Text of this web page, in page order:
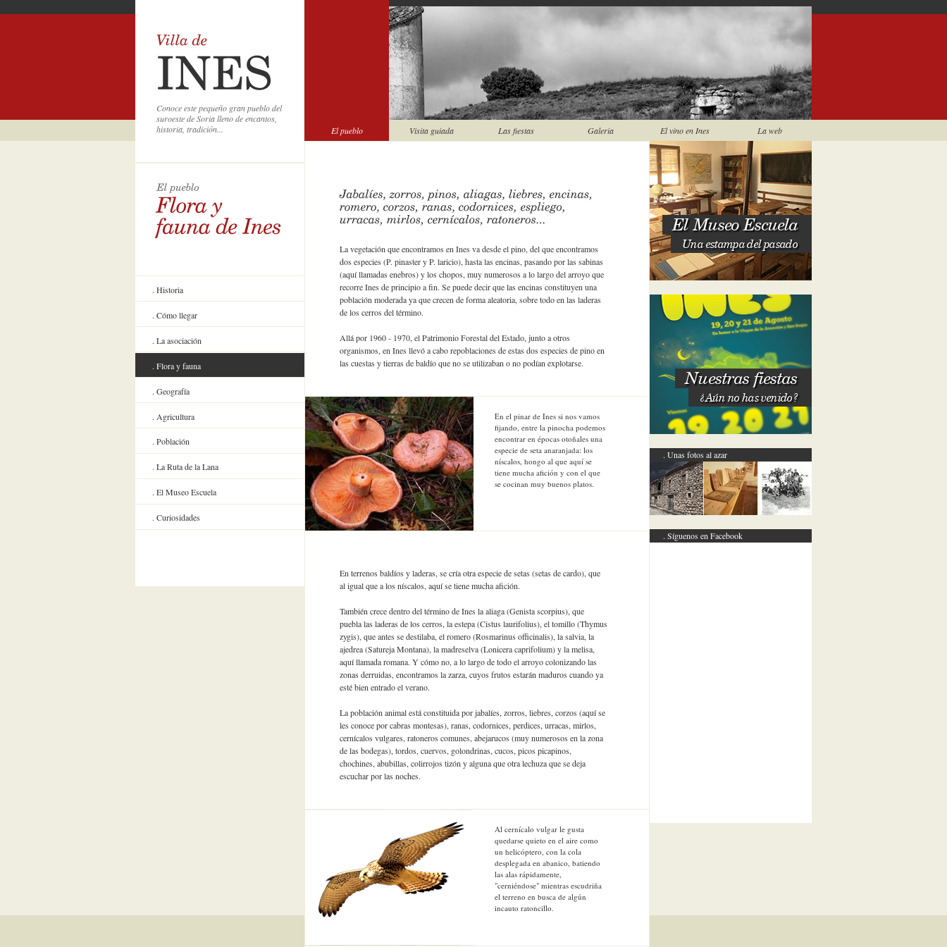
Conoce este pequeño gran pueblo del
suroeste de Soria lleno de encantos,
historia, tradición...
El pueblo Visita guiada Las fiestas Galeria El vino en Ines La web
Historia
Cómo llegar
La asociación
Flora y fauna
Geografía
Agricultura
Población
La Ruta de la Lana
El Museo Escuela
Curiosidades
La vegetación que encontramos en Ines va desde el pino, del que encontramos
dos especies (P. pinaster y P. laricio), hasta las encinas, pasando por las sabinas
(aquí llamadas enebros) y los chopos, muy numerosos a lo largo del arroyo que
recorre Ines de principio a fin. Se puede decir que las encinas constituyen una
población moderada ya que crecen de forma aleatoria, sobre todo en las laderas
de los cerros del término.
Allá por 1960 - 1970, el Patrimonio Forestal del Estado, junto a otros
organismos, en Ines llevó a cabo repoblaciones de estas dos especies de pino en
las cuestas y tierras de baldío que no se utilizaban o no podían explotarse.
En el pinar de Ines si nos vamos
fijando, entre la pinocha podemos
encontrar en épocas otoñales una
especie de seta anaranjada: los
níscalos, hongo al que aquí se
tiene mucha afición y con el que
se cocinan muy buenos platos.
En terrenos baldíos y laderas, se cría otra especie de setas (setas de cardo), que
al igual que a los níscalos, aquí se tiene mucha afición.
También crece dentro del término de Ines la aliaga (Genista scorpius), que
puebla las laderas de los cerros, la estepa (Cistus laurifolius), el tomillo (Thymus
zygis), que antes se destilaba, el romero (Rosmarinus officinalis), la salvia, la
ajedrea (Satureja Montana), la madreselva (Lonicera caprifolium) y la melisa,
aquí llamada romana. Y cómo no, a lo largo de todo el arroyo colonizando las
zonas derruidas, encontramos la zarza, cuyos frutos estarán maduros cuando ya
esté bien entrado el verano.
La población animal está constituida por jabalíes, zorros, liebres, corzos (aquí se
les conoce por cabras montesas), ranas, codornices, perdices, urracas, mirlos,
cernícalos vulgares, ratoneros comunes, abejarucos (muy numerosos en la zona
de las bodegas), tordos, cuervos, golondrinas, cucos, picos picapinos,
chochines, abubillas, colirrojos tizón y alguna que otra lechuza que se deja
escuchar por las noches.
Al cernícalo vulgar le gusta
quedarse quieto en el aire como
un helicóptero, con la cola
desplegada en abanico, batiendo
las alas rápidamente,
"cerniéndose" mientras escudriña
el terreno en busca de algún
incauto ratoncillo.
El Museo Escuela
Una estampa del pasado
Nuestras fiestas
¿Aún no has venido?
Unas fotos al azar
Síguenos en Facebook